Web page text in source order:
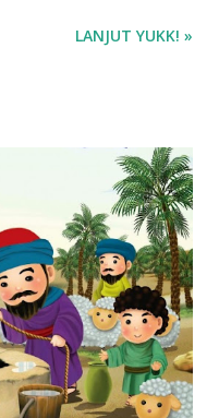
LANJUT YUKK! »